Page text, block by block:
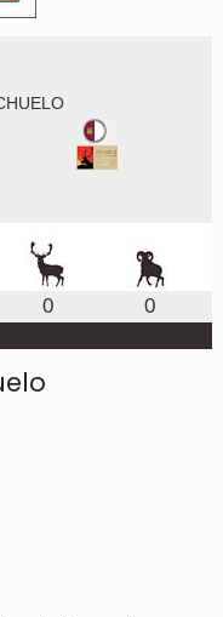
0 0